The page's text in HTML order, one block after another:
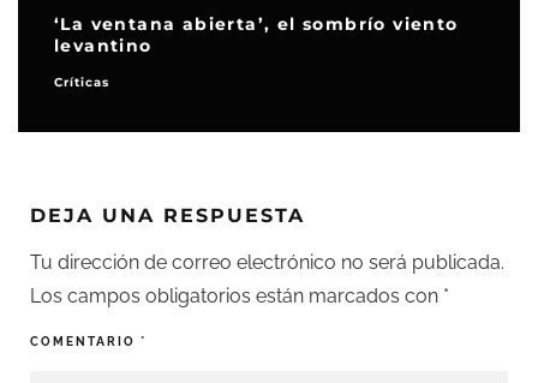
‘La ventana abierta’, el sombrío viento
levantino
Críticas
DEJA UNA RESPUESTA
Tu dirección de correo electrónico no será publicada.
Los campos obligatorios están marcados con *
COMENTARIO *